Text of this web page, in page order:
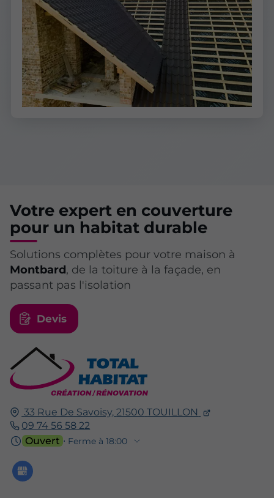
33 Rue De Savoisy, 21500 TOUILLON
09 74 56 58 22
Ouvert ⋅ Ferme à 18:00
Votre expert en couverture
pour un habitat durable
Solutions complètes pour votre maison à
Montbard, de la toiture à la façade, en
passant pas l'isolation
Devis